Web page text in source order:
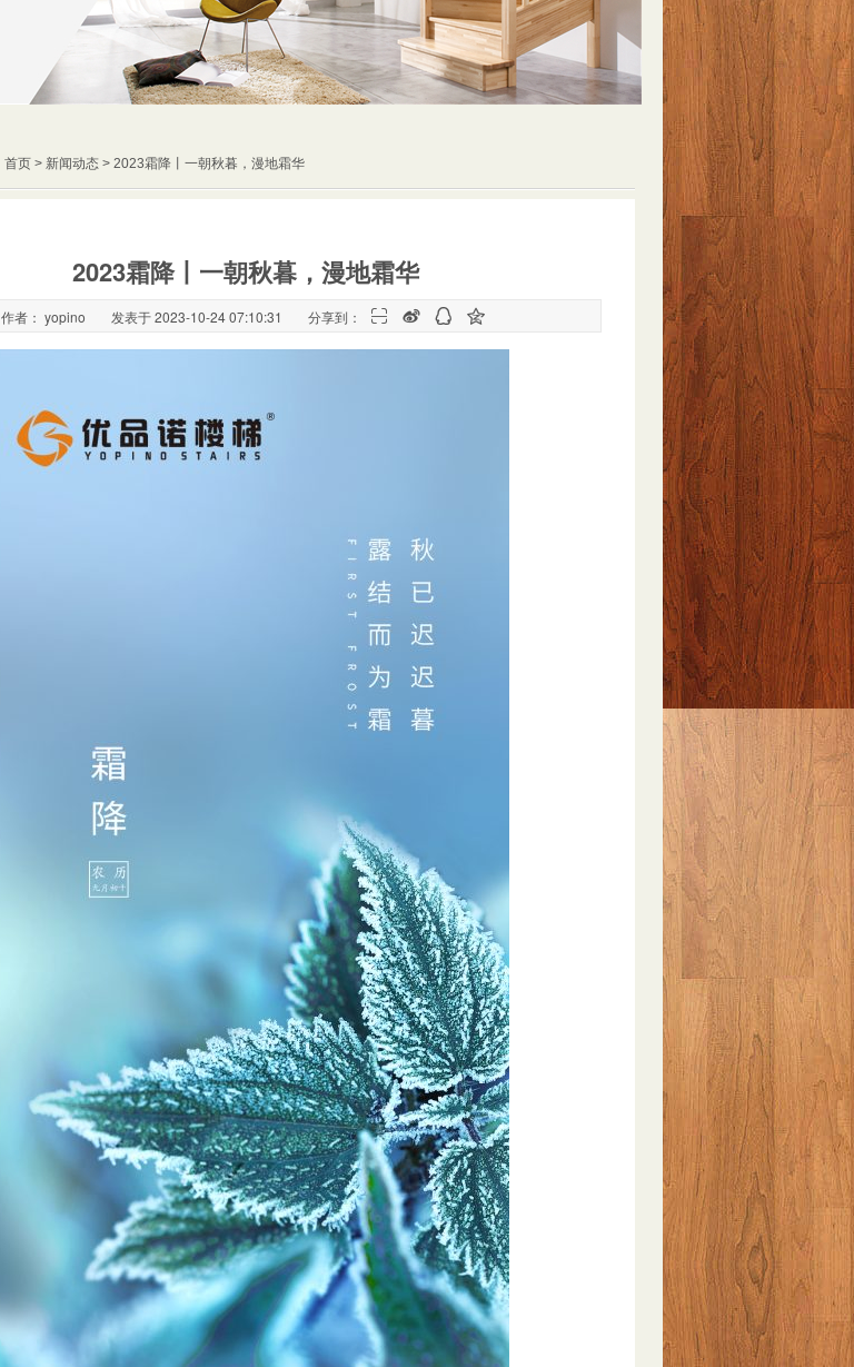
首页 > 新闻动态 > 2023霜降丨一朝秋暮，漫地霜华
2023霜降丨一朝秋暮，漫地霜华
作者： yopino 发表于 2023-10-24 07:10:31 分享到：    